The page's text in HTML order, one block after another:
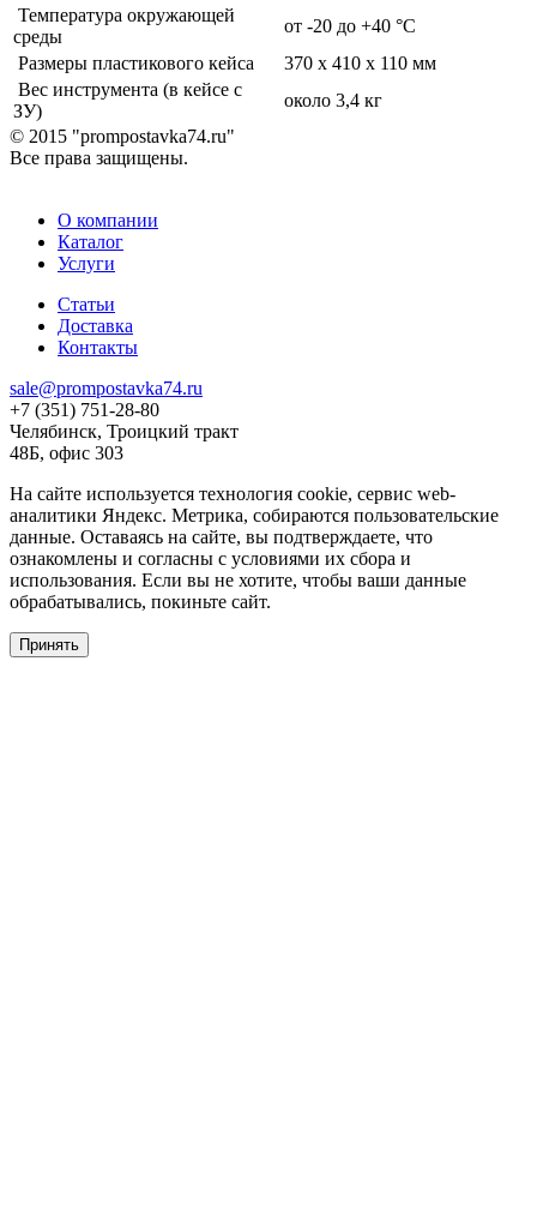
Температура окружающей
среды
от -20 до +40 °C
Размеры пластикового кейса
370 х 410 х 110 мм
Вес инструмента (в кейсе с
ЗУ)
около 3,4 кг
© 2015 "prompostavka74.ru"
Все права защищены.
О компании
Каталог
Услуги
Статьи
Доставка
Контакты
sale@prompostavka74.ru
+7 (351) 751-28-80
Челябинск, Троицкий тракт
48Б, офис 303
На сайте используется технология cookie, сервис web-
аналитики Яндекс. Метрика, собираются пользовательские
данные. Оставаясь на сайте, вы подтверждаете, что
ознакомлены и согласны с условиями их сбора и
использования. Если вы не хотите, чтобы ваши данные
обрабатывались, покиньте сайт.
Принять